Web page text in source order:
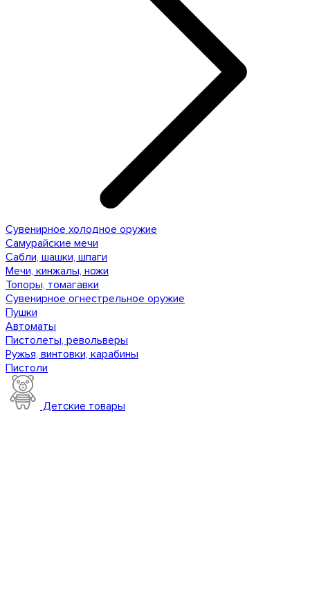
Сувенирное холодное оружие
Самурайские мечи
Сабли, шашки, шпаги
Мечи, кинжалы, ножи
Топоры, томагавки
Сувенирное огнестрельное оружие
Пушки
Автоматы
Пистолеты, револьверы
Ружья, винтовки, карабины
Пистоли
Детские товары